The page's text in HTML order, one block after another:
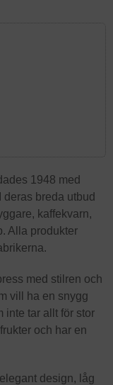
1948 med
breda utbud
kaffekvarn,
Alla produkter
med stilren och
vill ha en snygg
inte tar allt för stor
och har en
design, låg